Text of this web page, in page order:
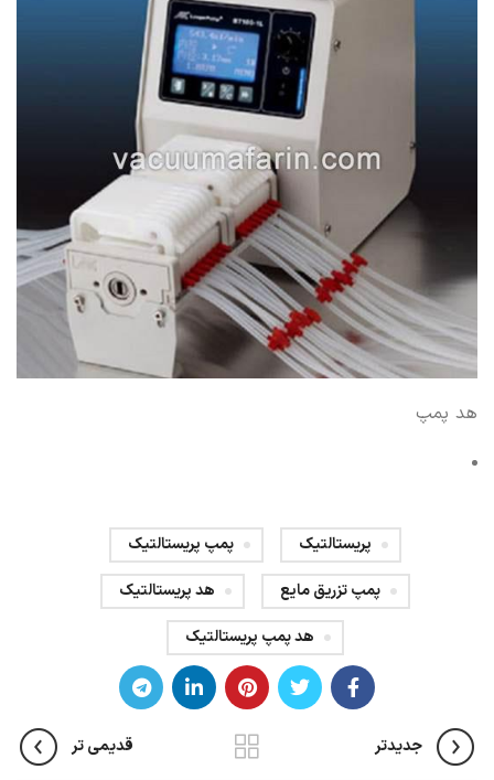
هد پمپ
پریستالتیک
پمپ پریستالتیک
پمپ تزریق مایع
هد پریستالتیک
هد پمپ پریستالتیک
جدیدتر قدیمی تر